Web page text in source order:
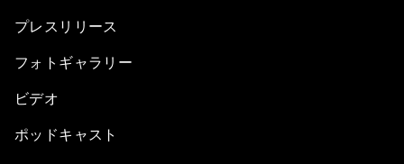
プレスリリース
フォトギャラリー
ビデオ
ポッドキャスト